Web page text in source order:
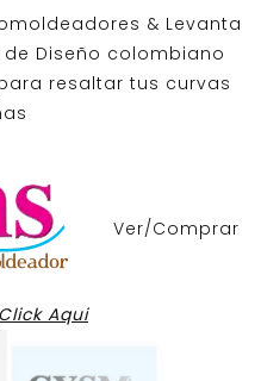
& Levanta
Diseño colombiano
resaltar tus curvas
Ver/Comprar
Click Aqui